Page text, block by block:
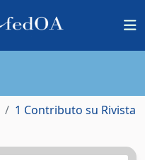
1 Contributo su Rivista